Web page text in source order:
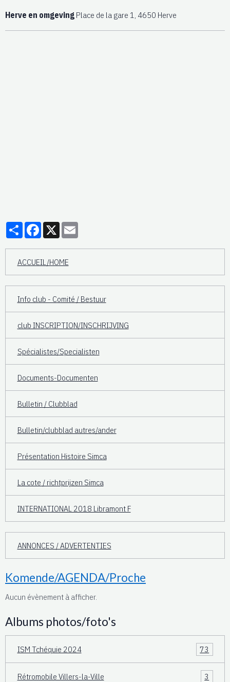
Herve en omgeving Place de la gare 1, 4650 Herve
PartagerFacebook
X
ACCUEIL/HOME
Info club - Comité / Bestuur
club INSCRIPTION/INSCHRIJVING
Spécialistes/Specialisten
Documents-Documenten
Bulletin / Clubblad
Bulletin/clubblad autres/ander
Présentation Histoire Simca
La cote / richtprijzen Simca
INTERNATIONAL 2018 Libramont F
ANNONCES / ADVERTENTIES
Komende/AGENDA/Proche
Aucun évènement à afficher.
Albums photos/foto's
ISM Tchéquie 2024 73
Rétromobile Villers-la-Ville 3